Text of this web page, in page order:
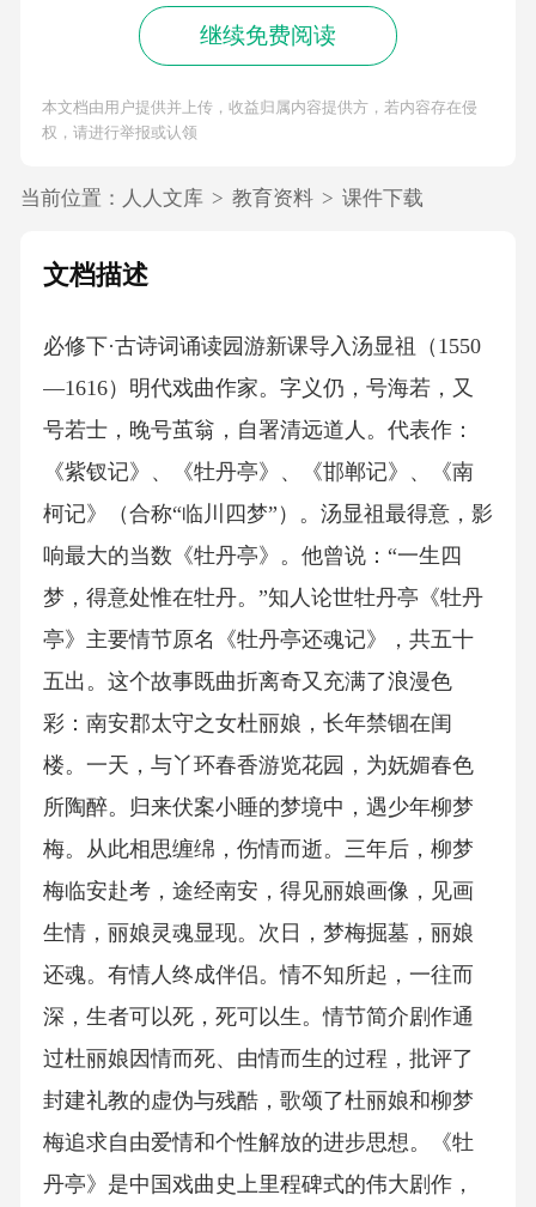
继续免费阅读
本文档由用户提供并上传，收益归属内容提供方，若内容存在侵
权，请进行举报或认领
当前位置： 人人文库 > 教育资料 > 课件下载
文档描述
必修下·古诗词诵读园游新课导入汤显祖（1550
—1616）明代戏曲作家。字义仍，号海若，又
号若士，晚号茧翁，自署清远道人。代表作：
《紫钗记》、《牡丹亭》、《邯郸记》、《南
柯记》（合称“临川四梦”）。汤显祖最得意，影
响最大的当数《牡丹亭》。他曾说：“一生四
梦，得意处惟在牡丹。”知人论世牡丹亭《牡丹
亭》主要情节原名《牡丹亭还魂记》，共五十
五出。这个故事既曲折离奇又充满了浪漫色
彩：南安郡太守之女杜丽娘，长年禁锢在闺
楼。一天，与丫环春香游览花园，为妩媚春色
所陶醉。归来伏案小睡的梦境中，遇少年柳梦
梅。从此相思缠绵，伤情而逝。三年后，柳梦
梅临安赴考，途经南安，得见丽娘画像，见画
生情，丽娘灵魂显现。次日，梦梅掘墓，丽娘
还魂。有情人终成伴侣。情不知所起，一往而
深，生者可以死，死可以生。情节简介剧作通
过杜丽娘因情而死、由情而生的过程，批评了
封建礼教的虚伪与残酷，歌颂了杜丽娘和柳梦
梅追求自由爱情和个性解放的进步思想。《牡
丹亭》是中国戏曲史上里程碑式的伟大剧作，